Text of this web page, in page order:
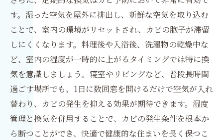
す。湿った空気を屋外に排出し、新鮮な空気を取り込む
ことで、室内の環境がリセットされ、カビの胞子が滞留
しにくくなります。料理後や入浴後、洗濯物の乾燥中な
ど、室内の湿度が一時的に上がるタイミングでは特に換
気を意識しましょう。寝室やリビングなど、普段長時間
過ごす場所でも、1日に数回窓を開けるだけで空気が入れ
替わり、カビの発生を抑える効果が期待できます。湿度
管理と換気を併用することで、カビの発生条件を根本か
ら断つことができ、快適で健康的な住まいを長く保つこ